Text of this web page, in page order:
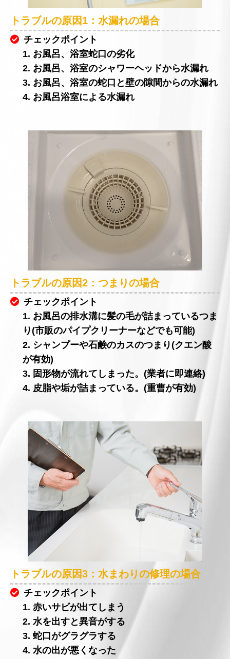
トラブルの原因1：水漏れの場合
チェックポイント
1. お風呂、浴室蛇口の劣化
2. お風呂、浴室のシャワーヘッドから水漏れ
3. お風呂、浴室の蛇口と壁の隙間からの水漏れ
4. お風呂浴室による水漏れ
トラブルの原因2：つまりの場合
チェックポイント
1. お風呂の排水溝に髪の毛が詰まっているつま
り(市販のパイプクリーナーなどでも可能)
2. シャンプーや石鹸のカスのつまり(クエン酸
が有効)
3. 固形物が流れてしまった。(業者に即連絡)
4. 皮脂や垢が詰まっている。(重曹が有効)
トラブルの原因3：水まわりの修理の場合
チェックポイント
1. 赤いサビが出てしまう
2. 水を出すと異音がする
3. 蛇口がグラグラする
4. 水の出が悪くなった